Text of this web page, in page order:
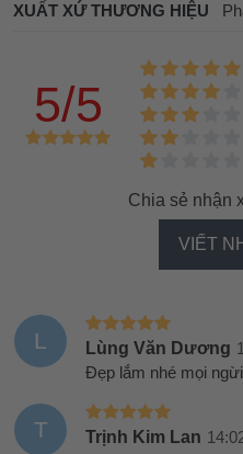
XUẤT XỨ THƯƠNG HIỆU
5/5
Chia sẻ nhận
VIẾT
L Lùng Văn Dương
Đẹp lắm nhé mọi
T Trịnh Kim Lan